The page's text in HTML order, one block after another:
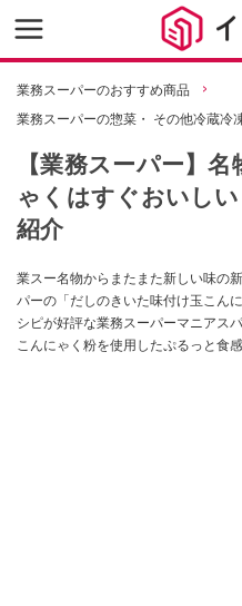
業務スーパーのおすすめ商品
業務スーパーの惣菜・ その他冷蔵冷
【業務スーパー】
ゃくはすぐおいし
紹介
業スー名物からまたまた新しい味の
パーの「だしのきいた味付け玉こん
シピが好評な業務スーパーマニアス
こんにゃく粉を使用したぷるっと食